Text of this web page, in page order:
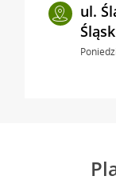
ul.